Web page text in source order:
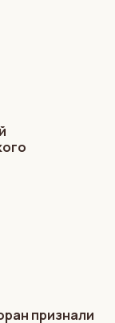
признали